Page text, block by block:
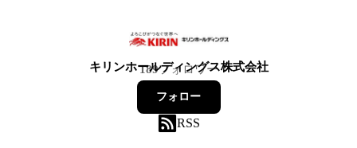
キリンホールディングス株式会社
189フォロワー
フォロー
RSS